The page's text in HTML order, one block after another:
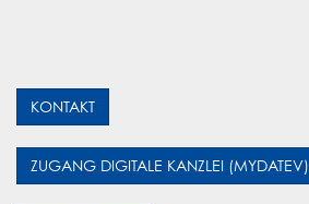
KONTAKT
ZUGANG DIGITALE KANZLEI (MYDATEV)